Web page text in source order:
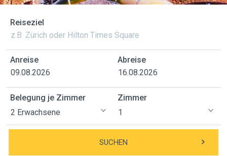
Reiseziel
Anreise Abreise
Belegung je Zimmer Zimmer
SUCHEN